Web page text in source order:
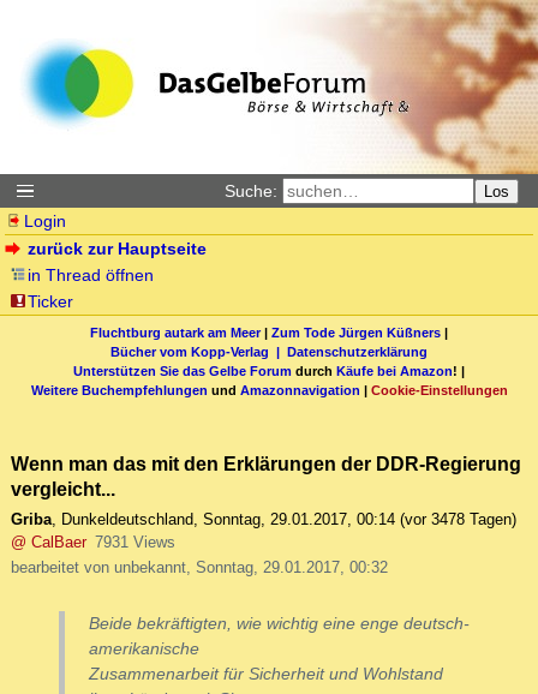
Suche: Los
Login
zurück zur Hauptseite
in Thread öffnen
Ticker
Fluchtburg autark am Meer| Zum Tode Jürgen Küßners |
Bücher vom Kopp-Verlag | Datenschutzerklärung
Unterstützen Sie das Gelbe Forum durch Käufe bei Amazon! |
Weitere Buchempfehlungen und Amazonnavigation | Cookie-Einstellungen
Wenn man das mit den Erklärungen der DDR-Regierung
vergleicht...
Griba, Dunkeldeutschland, Sonntag, 29.01.2017, 00:14 (vor 3478 Tagen)
@ CalBaer 7931 Views
bearbeitet von unbekannt, Sonntag, 29.01.2017, 00:32
Beide bekräftigten, wie wichtig eine enge deutsch-
amerikanische
Zusammenarbeit für Sicherheit und Wohlstand